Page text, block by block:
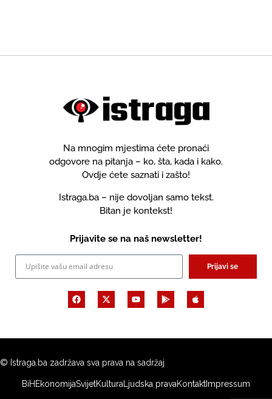
Na mnogim mjestima ćete pronaći
odgovore na pitanja – ko, šta, kada i kako.
Ovdje ćete saznati i zašto!
Istraga.ba – nije dovoljan samo tekst.
Bitan je kontekst!
Prijavite se na naš newsletter!
Prijavi se
© Istraga.ba zadržava sva prava na sadržaj
BiH EkonomijaSvijetKultura Ljudska pravaKontakt Impressum